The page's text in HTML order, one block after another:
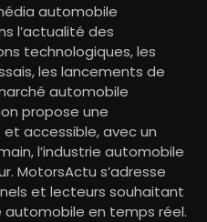
automobile
l’actualité des
technologiques, les
les lancements de
automobile
propose une
accessible, avec un
l’industrie automobile
MotorsActu s’adresse
et lecteurs souhaitant
automobile en temps réel.